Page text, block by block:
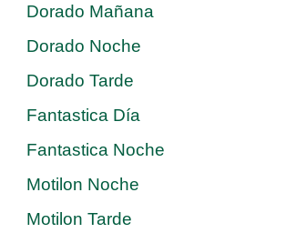
Dorado Mañana
Dorado Noche
Dorado Tarde
Fantastica Día
Fantastica Noche
Motilon Noche
Motilon Tarde